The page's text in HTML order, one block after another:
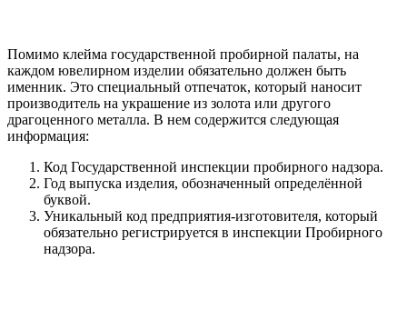
Помимо клейма государственной пробирной палаты, на
каждом ювелирном изделии обязательно должен быть
именник. Это специальный отпечаток, который наносит
производитель на украшение из золота или другого
драгоценного металла. В нем содержится следующая
информация:
Код Государственной инспекции пробирного надзора.
Год выпуска изделия, обозначенный определённой
буквой.
Уникальный код предприятия-изготовителя, который
обязательно регистрируется в инспекции Пробирного
надзора.